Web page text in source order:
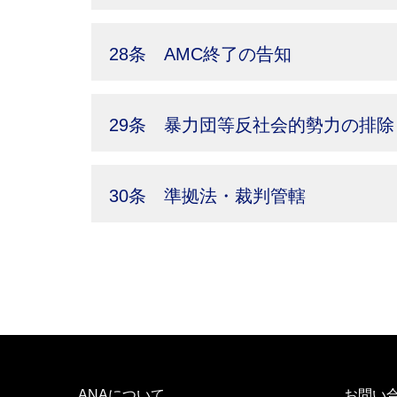
28条 AMC終了の告知
29条 暴力団等反社会的勢力の排除
30条 準拠法・裁判管轄